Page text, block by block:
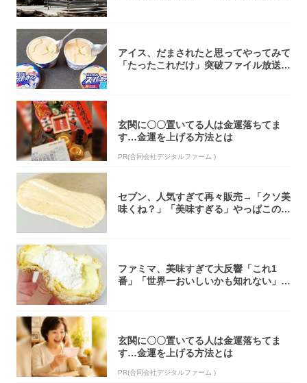
アイス、だまされたと思ってやってみて
「たったこれだけ」突破ファイル放送で
玄関に〇〇置いてる人は金運落ちてま
す…金運を上げる方法とは
PR(合同会社デジタルファーム )
セブン、人気すぎて再々販売→「クソ美
味くね？」「美味すぎる」やっぱこのク
ファミマ、美味すぎて大反響「これ1
番」「世界一おいしいかも知れない」
玄関に〇〇置いてる人は金運落ちてま
す…金運を上げる方法とは
PR(合同会社デジタルファーム )